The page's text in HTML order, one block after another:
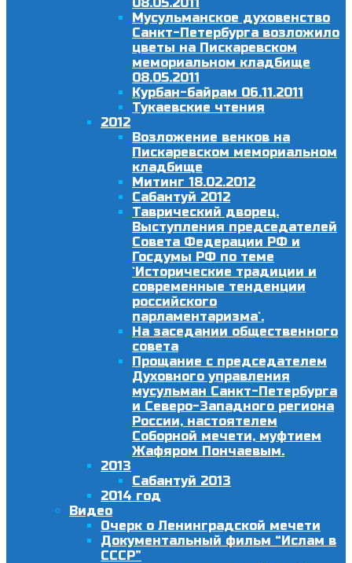
Мусульманское духовенство
Санкт-Петербурга возложило
цветы на Пискаревском
мемориальном кладбище
08.05.2011
Курбан-байрам 06.11.2011
Тукаевские чтения
2012
Возложение венков на
Пискаревском мемориальном
кладбище
Митинг 18.02.2012
Сабантуй 2012
Таврический дворец.
Выступления председателей
Совета Федерации РФ и
Госдумы РФ по теме
`Исторические традиции и
современные тенденции
российского
парламентаризма`.
На заседании общественного
совета
Прощание с председателем
Духовного управления
мусульман Санкт-Петербурга
и Северо-Западного региона
России, настоятелем
Соборной мечети, муфтием
Жафяром Пончаевым.
2013
Сабантуй 2013
2014 год
Видео
Очерк о Ленинградской мечети
Документальный фильм “Ислам в
СССР”